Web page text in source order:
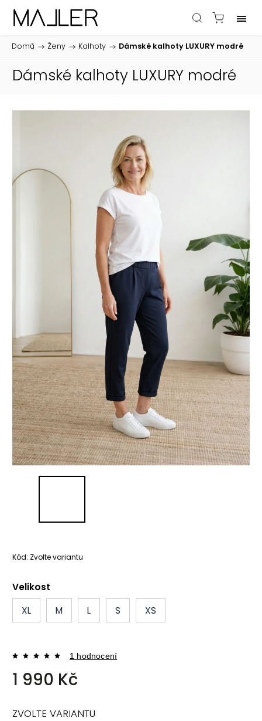
Domů / Ženy / Kalhoty / Dámské kalhoty LUXURY modré
Dámské kalhoty LUXURY modré
Kód: Zvolte variantu
Velikost
XL
M L S XS
1 hodnocení
1 990 Kč
ZVOLTE VARIANTU